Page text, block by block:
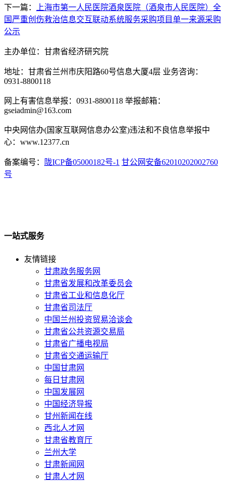
下一篇：
上海市第一人民医院酒泉医院（酒泉市人民医院）全
国严重创伤救治信息交互联动系统服务采购项目单一来源采购
公示
主办单位：甘肃省经济研究院
地址：甘肃省兰州市庆阳路60号信息大厦4层 业务咨询：
0931-8800118
网上有害信息举报：0931-8800118 举报邮箱：
gseiadmin@163.com
中央网信办(国家互联网信息办公室)违法和不良信息举报中
心：www.12377.cn
备案编号： 陇ICP备05000182号-1 甘公网安备62010202002760
号
一站式服务
友情链接
甘肃政务服务网
甘肃省发展和改革委员会
甘肃省工业和信息化厅
甘肃省司法厅
中国兰州投资贸易洽谈会
甘肃省公共资源交易局
甘肃省广播电视局
甘肃省交通运输厅
中国甘肃网
每日甘肃网
中国发展网
中国经济导报
甘州新闻在线
西北人才网
甘肃省教育厅
兰州大学
甘肃新闻网
甘肃人才网